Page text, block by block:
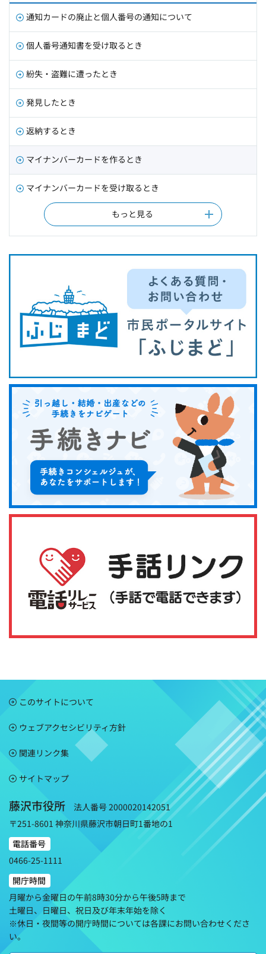
通知カードの廃止と個人番号の通知について
個人番号通知書を受け取るとき
紛失・盗難に遭ったとき
発見したとき
返納するとき
マイナンバーカードを作るとき
マイナンバーカードを受け取るとき
もっと見る
このサイトについて
ウェブアクセシビリティ方針
関連リンク集
サイトマップ
藤沢市役所
法人番号 2000020142051
〒251-8601 神奈川県藤沢市朝日町1番地の1
電話番号
0466-25-1111
開庁時間
月曜から金曜日の午前8時30分から午後5時まで
土曜日、日曜日、祝日及び年末年始を除く
※休日・夜間等の開庁時間については各課にお問い合わせくださ
い。